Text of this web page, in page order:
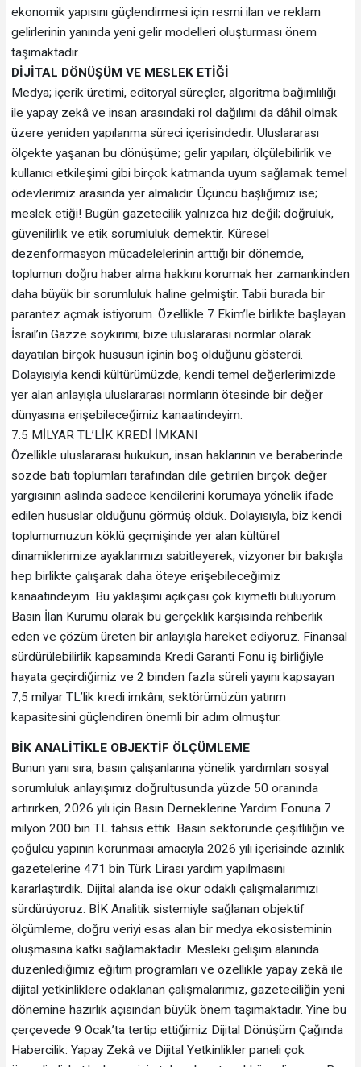
ekonomik yapısını güçlendirmesi için resmi ilan ve reklam
gelirlerinin yanında yeni gelir modelleri oluşturması önem
taşımaktadır.
DİJİTAL DÖNÜŞÜM VE MESLEK ETİĞİ
Medya; içerik üretimi, editoryal süreçler, algoritma bağımlılığı
ile yapay zekâ ve insan arasındaki rol dağılımı da dâhil olmak
üzere yeniden yapılanma süreci içerisindedir. Uluslararası
ölçekte yaşanan bu dönüşüme; gelir yapıları, ölçülebilirlik ve
kullanıcı etkileşimi gibi birçok katmanda uyum sağlamak temel
ödevlerimiz arasında yer almalıdır. Üçüncü başlığımız ise;
meslek etiği! Bugün gazetecilik yalnızca hız değil; doğruluk,
güvenilirlik ve etik sorumluluk demektir. Küresel
dezenformasyon mücadelelerinin arttığı bir dönemde,
toplumun doğru haber alma hakkını korumak her zamankinden
daha büyük bir sorumluluk haline gelmiştir. Tabii burada bir
parantez açmak istiyorum. Özellikle 7 Ekim’le birlikte başlayan
İsrail’in Gazze soykırımı; bize uluslararası normlar olarak
dayatılan birçok hususun içinin boş olduğunu gösterdi.
Dolayısıyla kendi kültürümüzde, kendi temel değerlerimizde
yer alan anlayışla uluslararası normların ötesinde bir değer
dünyasına erişebileceğimiz kanaatindeyim.
7.5 MİLYAR TL’LİK KREDİ İMKANI
Özellikle uluslararası hukukun, insan haklarının ve beraberinde
sözde batı toplumları tarafından dile getirilen birçok değer
yargısının aslında sadece kendilerini korumaya yönelik ifade
edilen hususlar olduğunu görmüş olduk. Dolayısıyla, biz kendi
toplumumuzun köklü geçmişinde yer alan kültürel
dinamiklerimize ayaklarımızı sabitleyerek, vizyoner bir bakışla
hep birlikte çalışarak daha öteye erişebileceğimiz
kanaatindeyim. Bu yaklaşımı açıkçası çok kıymetli buluyorum.
Basın İlan Kurumu olarak bu gerçeklik karşısında rehberlik
eden ve çözüm üreten bir anlayışla hareket ediyoruz. Finansal
sürdürülebilirlik kapsamında Kredi Garanti Fonu iş birliğiyle
hayata geçirdiğimiz ve 2 binden fazla süreli yayını kapsayan
7,5 milyar TL’lik kredi imkânı, sektörümüzün yatırım
kapasitesini güçlendiren önemli bir adım olmuştur.
BİK ANALİTİKLE OBJEKTİF ÖLÇÜMLEME
Bunun yanı sıra, basın çalışanlarına yönelik yardımları sosyal
sorumluluk anlayışımız doğrultusunda yüzde 50 oranında
artırırken, 2026 yılı için Basın Derneklerine Yardım Fonuna 7
milyon 200 bin TL tahsis ettik. Basın sektöründe çeşitliliğin ve
çoğulcu yapının korunması amacıyla 2026 yılı içerisinde azınlık
gazetelerine 471 bin Türk Lirası yardım yapılmasını
kararlaştırdık. Dijital alanda ise okur odaklı çalışmalarımızı
sürdürüyoruz. BİK Analitik sistemiyle sağlanan objektif
ölçümleme, doğru veriyi esas alan bir medya ekosisteminin
oluşmasına katkı sağlamaktadır. Mesleki gelişim alanında
düzenlediğimiz eğitim programları ve özellikle yapay zekâ ile
dijital yetkinliklere odaklanan çalışmalarımız, gazeteciliğin yeni
dönemine hazırlık açısından büyük önem taşımaktadır. Yine bu
çerçevede 9 Ocak’ta tertip ettiğimiz Dijital Dönüşüm Çağında
Habercilik: Yapay Zekâ ve Dijital Yetkinlikler paneli çok